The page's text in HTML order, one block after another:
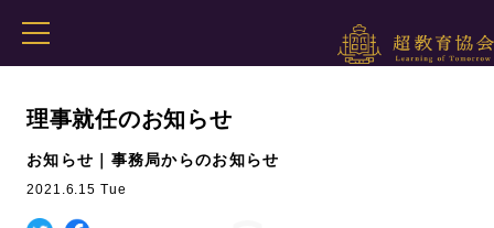
理事就任のお知らせ
お知らせ｜事務局からのお知らせ
2021.6.15 Tue